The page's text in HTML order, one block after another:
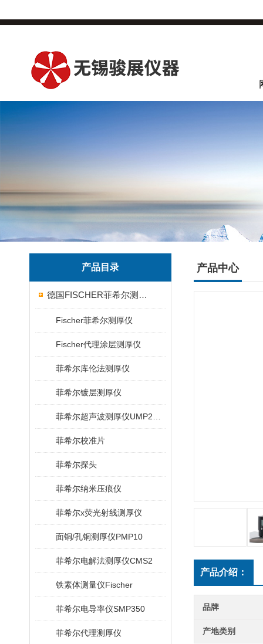
产品目录
德国FISCHER菲希尔测厚仪
Fischer菲希尔测厚仪
Fischer代理涂层测厚仪
菲希尔库伦法测厚仪
菲希尔镀层测厚仪
菲希尔校准片
菲希尔探头
菲希尔纳米压痕仪
菲希尔x荧光射线测厚仪
面铜/孔铜测厚仪PMP10
菲希尔电解法测厚仪CMS2
铁素体测量仪Fischer
菲希尔电导率仪SMP350
菲希尔代理测厚仪
产品中心
产品介绍：
品牌
产地类别